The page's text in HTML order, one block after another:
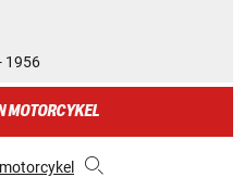
1956
MOTORCYKEL